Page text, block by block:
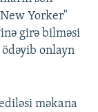
Yorker"
girə bilməsi
onlayn
məkana